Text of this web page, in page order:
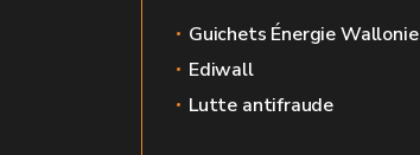
Guichets Énergie Wallonie
Ediwall
Lutte antifraude